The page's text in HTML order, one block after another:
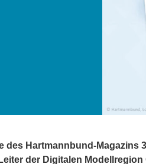
des Hartmannbund-Magazins
der Digitalen